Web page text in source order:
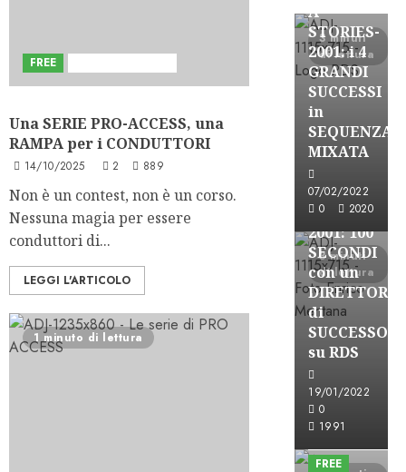
FREE
Una SERIE PRO-ACCESS, una
RAMPA per i CONDUTTORI
14/10/2025 2 889
Non è un contest, non è un corso.
Nessuna magia per essere
conduttori di...
LEGGI L'ARTICOLO
1 minuto di lettura
3 minuti
di lettura
A-
STORIES-
2001: i 4
GRANDI
SUCCESSI
in
SEQUENZA
MIXATA
07/02/2022
0
2020
3 minuti
di lettura
A-Stories
Formazione
A-
STORIES-
2001: 100
SECONDI
con un
DIRETTORE
di
SUCCESSO
su RDS
19/01/2022
0
1991
A-Stories
FREE